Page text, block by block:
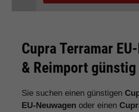
Cupra Terramar
& Reimport
Sie suchen einen günstigen
EU-Neuwagen oder einen